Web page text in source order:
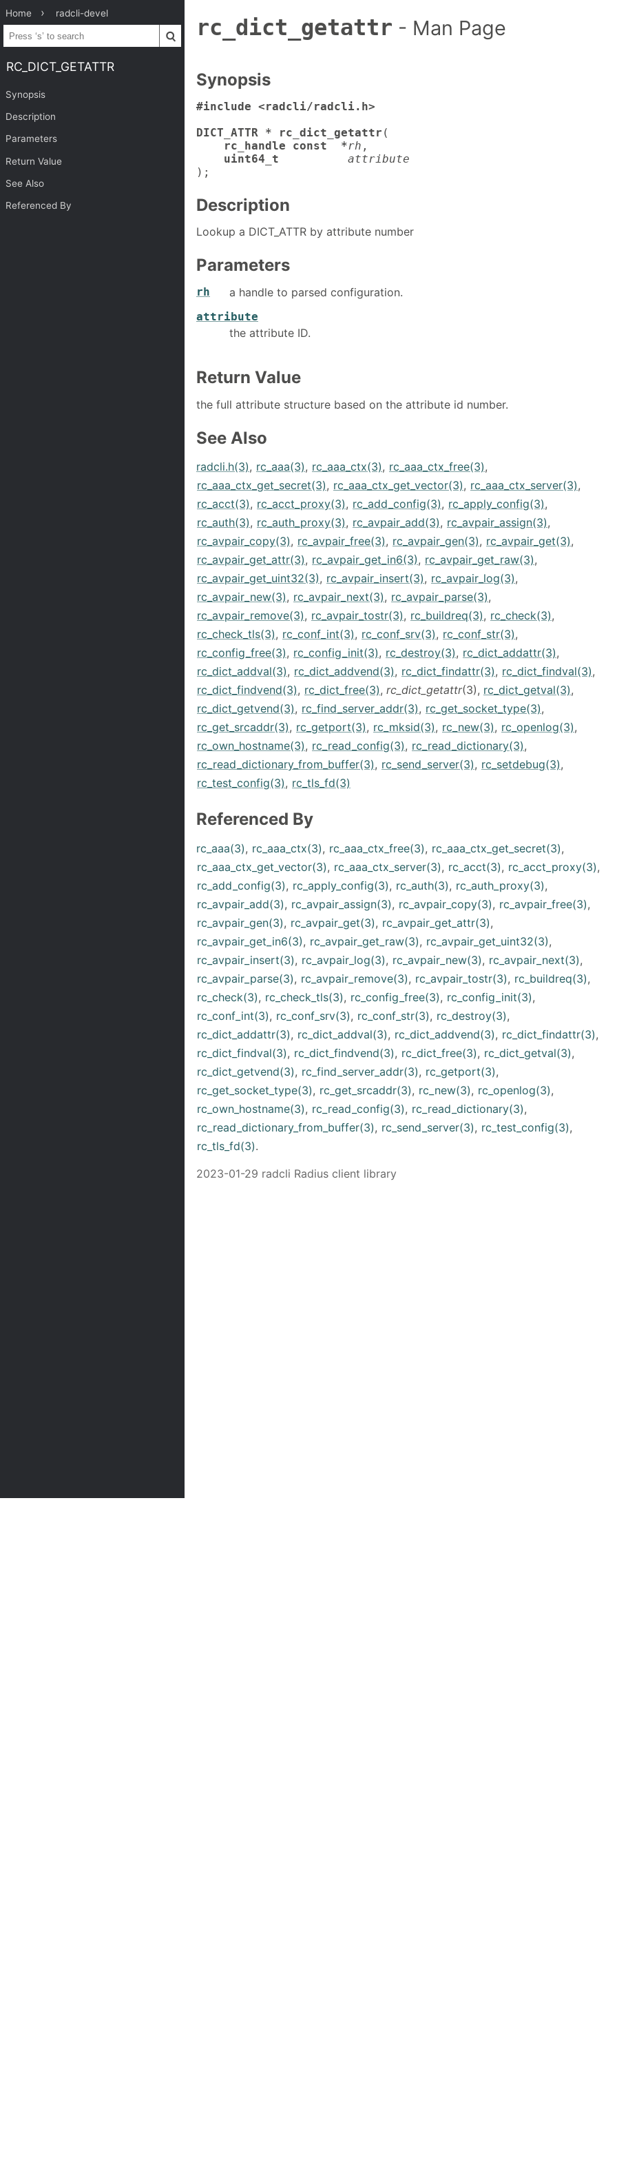
Home radcli-devel
RC_DICT_GETATTR
Synopsis
Description
Parameters
Return Value
See Also
Referenced By
rc_dict_getattr - Man Page
Synopsis
#include <radcli/radcli.h>
DICT_ATTR * rc_dict_getattr (
rc_handle const  *rh ,
uint64_t
attribute
);
Description
Lookup a DICT_ATTR by attribute number
Parameters
rh a handle to parsed configuration.
attribute
the attribute ID.
Return Value
the full attribute structure based on the attribute id number.
See Also
radcli.h(3), rc_aaa(3), rc_aaa_ctx(3), rc_aaa_ctx_free(3),
rc_aaa_ctx_get_secret(3), rc_aaa_ctx_get_vector(3), rc_aaa_ctx_server(3),
rc_acct(3), rc_acct_proxy(3), rc_add_config(3), rc_apply_config(3),
rc_auth(3), rc_auth_proxy(3), rc_avpair_add(3), rc_avpair_assign(3),
rc_avpair_copy(3), rc_avpair_free(3), rc_avpair_gen(3), rc_avpair_get(3),
rc_avpair_get_attr(3), rc_avpair_get_in6(3), rc_avpair_get_raw(3),
rc_avpair_get_uint32(3), rc_avpair_insert(3), rc_avpair_log(3),
rc_avpair_new(3), rc_avpair_next(3), rc_avpair_parse(3),
rc_avpair_remove(3), rc_avpair_tostr(3), rc_buildreq(3), rc_check(3),
rc_check_tls(3), rc_conf_int(3), rc_conf_srv(3), rc_conf_str(3),
rc_config_free(3), rc_config_init(3), rc_destroy(3), rc_dict_addattr(3),
rc_dict_addval(3), rc_dict_addvend(3), rc_dict_findattr(3), rc_dict_findval(3),
rc_dict_findvend(3), rc_dict_free(3), rc_dict_getattr(3), rc_dict_getval(3),
rc_dict_getvend(3), rc_find_server_addr(3), rc_get_socket_type(3),
rc_get_srcaddr(3), rc_getport(3), rc_mksid(3), rc_new(3), rc_openlog(3),
rc_own_hostname(3), rc_read_config(3), rc_read_dictionary(3),
rc_read_dictionary_from_buffer(3), rc_send_server(3), rc_setdebug(3),
rc_test_config(3), rc_tls_fd(3)
Referenced By
rc_aaa(3), rc_aaa_ctx(3), rc_aaa_ctx_free(3), rc_aaa_ctx_get_secret(3),
rc_aaa_ctx_get_vector(3), rc_aaa_ctx_server(3), rc_acct(3), rc_acct_proxy(3),
rc_add_config(3), rc_apply_config(3), rc_auth(3), rc_auth_proxy(3),
rc_avpair_add(3), rc_avpair_assign(3), rc_avpair_copy(3), rc_avpair_free(3),
rc_avpair_gen(3), rc_avpair_get(3), rc_avpair_get_attr(3),
rc_avpair_get_in6(3), rc_avpair_get_raw(3), rc_avpair_get_uint32(3),
rc_avpair_insert(3), rc_avpair_log(3), rc_avpair_new(3), rc_avpair_next(3),
rc_avpair_parse(3), rc_avpair_remove(3), rc_avpair_tostr(3), rc_buildreq(3),
rc_check(3), rc_check_tls(3), rc_config_free(3), rc_config_init(3),
rc_conf_int(3), rc_conf_srv(3), rc_conf_str(3), rc_destroy(3),
rc_dict_addattr(3), rc_dict_addval(3), rc_dict_addvend(3), rc_dict_findattr(3),
rc_dict_findval(3), rc_dict_findvend(3), rc_dict_free(3), rc_dict_getval(3),
rc_dict_getvend(3), rc_find_server_addr(3), rc_getport(3),
rc_get_socket_type(3), rc_get_srcaddr(3), rc_new(3), rc_openlog(3),
rc_own_hostname(3), rc_read_config(3), rc_read_dictionary(3),
rc_read_dictionary_from_buffer(3), rc_send_server(3), rc_test_config(3),
rc_tls_fd(3).
2023-01-29 radcli Radius client library